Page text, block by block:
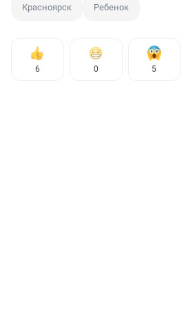
Красноярск Ребенок
6 0 5